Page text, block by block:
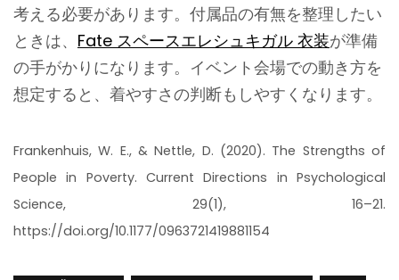
考える必要があります。付属品の有無を整理したい
ときは、 Fate スペースエレシュキガル 衣装が準備
の手がかりになります。イベント会場での動き方を
想定すると、着やすさの判断もしやすくなります。
Frankenhuis, W. E., & Nettle, D. (2020). The Strengths of
People in Poverty. Current Directions in Psychological
Science, 29(1), 16–21.
https://doi.org/10.1177/0963721419881154